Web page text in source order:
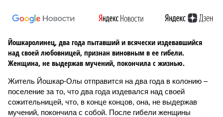
Йошкаролинец, два года пытавший и всячески издевавшийся
над своей любовницей, признан виновным в ее гибели.
Женщина, не выдержав мучений, покончила с жизнью.
Житель Йошкар-Олы отправится на два года в колонию –
поселение за то, что два года издевался над своей
сожительницей, что, в конце концов, она, не выдержав
мучений, покончила с собой. После гибели женщины